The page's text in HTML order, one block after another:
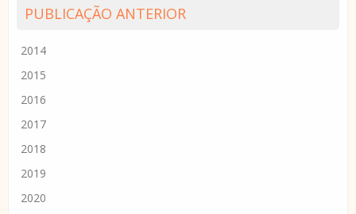
PUBLICAÇÃO ANTERIOR
2014
2015
2016
2017
2018
2019
2020